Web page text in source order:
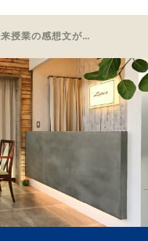
未来授業の感想文が届きました！